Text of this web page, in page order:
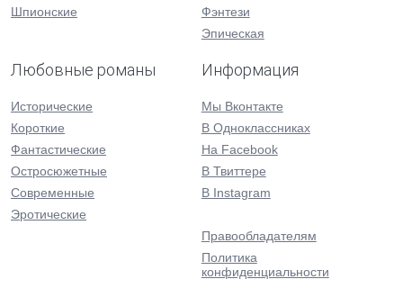
Шпионские
Фэнтези
Эпическая
Любовные романы
Исторические
Короткие
Фантастические
Остросюжетные
Современные
Эротические
Информация
Мы Вконтакте
В Одноклассниках
На Facebook
В Твиттере
В Instagram
Правообладателям
Политика
конфиденциальности